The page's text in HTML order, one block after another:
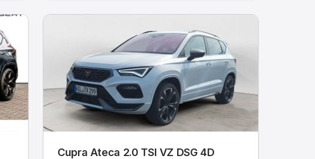
Cupra Ateca 2.0 TSI VZ DSG 4D